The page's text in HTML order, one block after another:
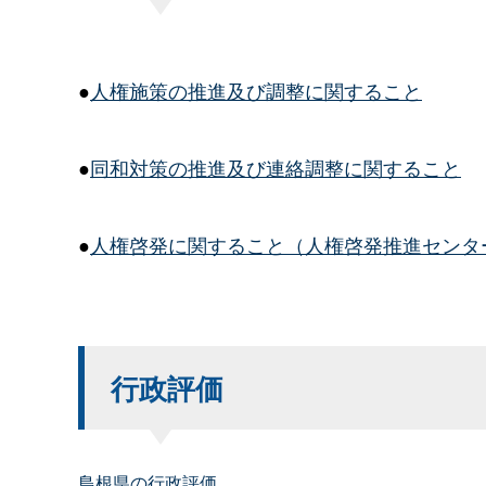
●人権施策の推進及び調整に関すること
●同和対策の推進及び連絡調整に関すること
●人権啓発に関すること（人権啓発推進セン
行政評価